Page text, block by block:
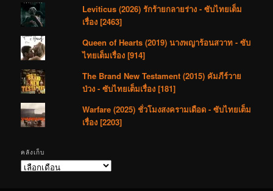
Leviticus (2026) รักร้ายกลายร่าง - ซับไทยเต็ม
เรื่อง [2463]
Queen of Hearts (2019) นางพญาร้อนสวาท - ซับ
ไทยเต็มเรื่อง [914]
The Brand New Testament (2015) คัมภีร์วาย
ป่วง - ซับไทยเต็มเรื่อง [181]
Warfare (2025) ชั่วโมงสงครามเดือด - ซับไทยเต็ม
เรื่อง [2203]
คลังเก็บ
คลัง